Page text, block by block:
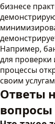
бизнесе
Например,
для проверки
процессы
своим
Ответы